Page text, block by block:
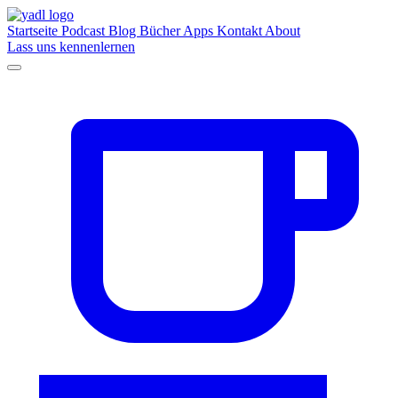
Startseite Podcast Blog BücherApps Kontakt About
Lass uns kennenlernen